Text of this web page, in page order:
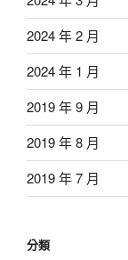
2024 年 2 月
2024 年 1 月
2019 年 9 月
2019 年 8 月
2019 年 7 月
分類